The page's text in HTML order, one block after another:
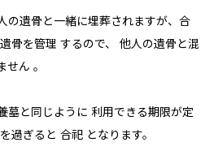
の遺骨と一緒に埋葬されますが、合
骨を管理 するので、 他人の遺骨と混
せん 。
墓と同じように 利用できる期限が定
過ぎると 合祀 となります。